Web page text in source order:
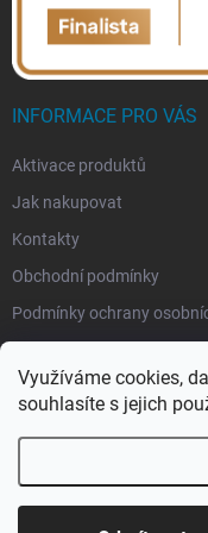
Využíváme cookies,
souhlasíte s jejich
INFORMACE PRO VÁS
Aktivace produktů
Jak nakupovat
Kontakty
Obchodní podmínky
Podmínky ochrany
Copyright 2026eSoftis.cz